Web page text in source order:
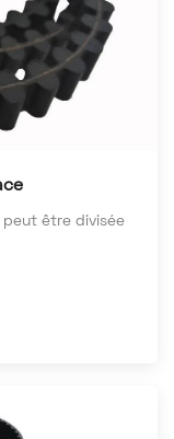
peut être divisée